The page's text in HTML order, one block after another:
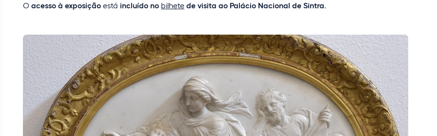
O acesso à exposição está incluído no bilhete de visita ao Palácio Nacional de Sintra.